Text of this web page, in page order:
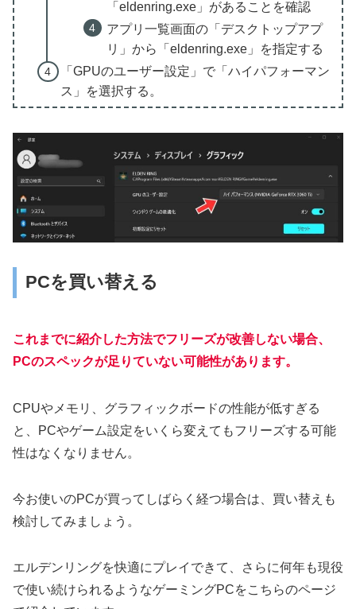
「eldenring.exe」があることを確認
アプリ一覧画面の「デスクトップアプ
リ」から「eldenring.exe」を指定する
「GPUのユーザー設定」で「ハイパフォーマン
ス」を選択する。
PCを買い替える
これまでに紹介した方法でフリーズが改善しない場合、
PCのスペックが足りていない可能性があります。
CPUやメモリ、グラフィックボードの性能が低すぎる
と、PCやゲーム設定をいくら変えてもフリーズする可能
性はなくなりません。
今お使いのPCが買ってしばらく経つ場合は、買い替えも
検討してみましょう。
エルデンリングを快適にプレイできて、さらに何年も現役
で使い続けられるようなゲーミングPCをこちらのページ